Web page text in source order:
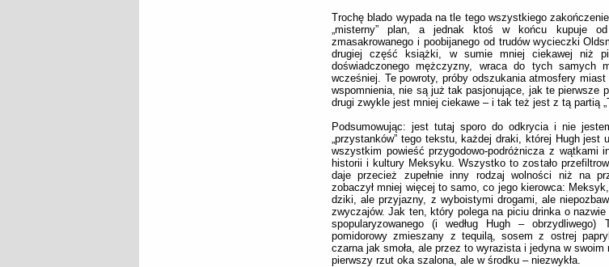
Trochę blado wypada na tle tego wszystkiego
„misterny” plan, a jednak ktoś w końcu kupuje
zmasakrowanego i poobijanego od trudów wycieczki
drugiej część książki, w sumie mniej ciekawej niż
doświadczonego mężczyzny, wraca do tych samych
wcześniej. Te powroty, próby odszukania atmosfery
wspomnienia, nie są już tak pasjonujące, jak te pierwsze
drugi zwykle jest mniej ciekawe – i tak też jest z tą partią
Podsumowując: jest tutaj sporo do odkrycia i nie
„przystanków” tego tekstu, każdej draki, której Hugh jest
wszystkim powieść przygodowo-podróżnicza z wątkami
historii i kultury Meksyku. Wszystko to zostało
daje przecież zupełnie inny rodzaj wolności niż na
zobaczył mniej więcej to samo, co jego kierowca:
dziki, ale przyjazny, z wyboistymi drogami, ale
zwyczajów. Jak ten, który polega na piciu drinka o
spopularyzowanego (i według Hugh –
pomidorowy zmieszany z tequilą, sosem z ostrej
czarna jak smoła, ale przez to wyrazista i jedyna w
pierwszy rzut oka szalona, ale w środku – niezwykła.